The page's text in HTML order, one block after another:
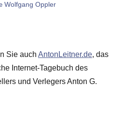
Wolfgang Oppler
Sie auch AntonLeitner.de, das
Internet-Tagebuch des
und Verlegers Anton G.